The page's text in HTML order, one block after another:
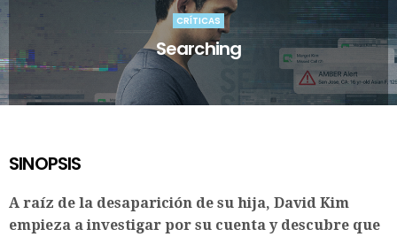
CRÍTICAS
Searching
SINOPSIS
A raíz de la desaparición de su hija, ​David Kim ​
empieza a investigar por su cuenta y descubre que